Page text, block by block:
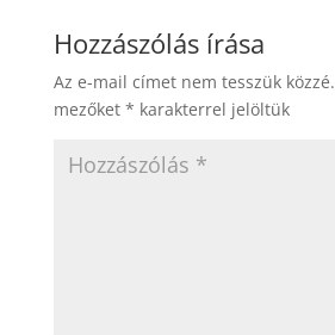
Hozzászólás írása
Az e-mail címet nem tesszük közzé.
mezőket * karakterrel jelöltük